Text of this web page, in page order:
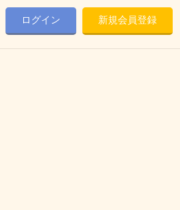
ログイン 新規会員登録